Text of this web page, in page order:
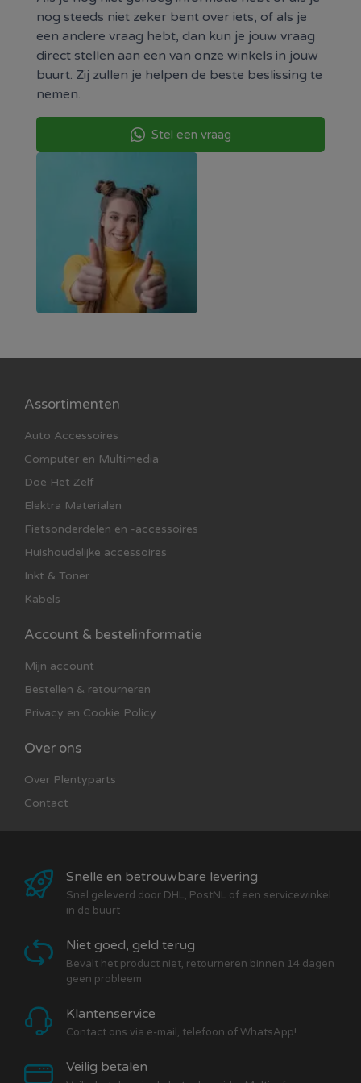
De UV LED-verlichting trekt vliegende insecten
aan, waarna ze worden uitgeschakeld via het
elektrische rooster met hoogspanning. Ideaal voor
zomerse avonden buiten.
💡 Multifunctioneel ontwerp
Gebruik de lamp op verschillende manieren:
Als tafellamp op terras of campingtafel
Hangend aan een haak of pergola
Als prikspot in de tuin met de meegeleverde
✅ Belangrijkste kenmerken
Solar insectenlamp met UV-functie
Werkt volledig op zonne-energie
Hoogspanningsrooster voor effectieve
Weerbestendig ontwerp (IP44)
Tot ca. 8 uur verlichtingstijd
📏 Specificaties
Merk: Lumio
Vermogen lamp: 0,2W LED
Roosterspanning: 800V
Zonnepaneel: 2V / 80mA
Verlichtingstijd: max. 8 uur
Afmetingen: 335 x 135 x 135 mm
vakantie. Overdag laadt de lamp automatisch op en
’s avonds geniet je van sfeervol licht én minder
nog steeds niet zeker bent over iets, of als je
een andere vraag hebt, dan kun je jouw vraag
direct stellen aan een van onze winkels in jouw
buurt. Zij zullen je helpen de beste beslissing te
nemen.
Stel een vraag
Assortimenten
Auto Accessoires
Computer en Multimedia
Doe Het Zelf
Elektra Materialen
Fietsonderdelen en -accessoires
Huishoudelijke accessoires
Inkt & Toner
Kabels
Account & bestelinformatie
Mijn account
Bestellen & retourneren
Privacy en Cookie Policy
Over ons
Over Plentyparts
Contact
Snelle en betrouwbare levering
Snel geleverd door DHL, PostNL of een servicewinkel
in de buurt
Niet goed, geld terug
Bevalt het product niet, retourneren binnen 14 dagen
geen probleem
Klantenservice
Contact ons via e-mail, telefoon of WhatsApp!
Veilig betalen